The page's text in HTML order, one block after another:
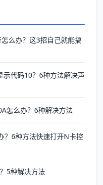
么办？这3招自己就能搞
代码10？6种方法解决声
怎么办？6种解决方法
？6种方法快速打开N卡控
5种解决方法